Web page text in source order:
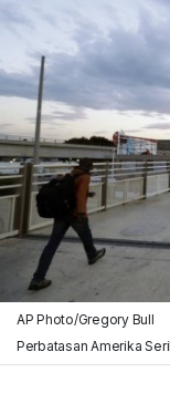
AP Photo/Gregory Bull
Perbatasan Amerika